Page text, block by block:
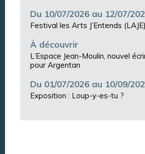
Du 10/07/2026 au 12/07/
Festival les Arts J’Entends (LAJE)
À découvrir
L’Espace Jean-Moulin, nouvel
pour Argentan
Du 01/07/2026 au 10/09/
Exposition : Loup-y-es-tu ?